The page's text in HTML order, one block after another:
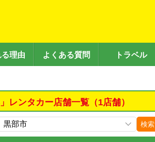
理由 よくある質問 トラベル
レンタカー店舗一覧（1店舗）
検索